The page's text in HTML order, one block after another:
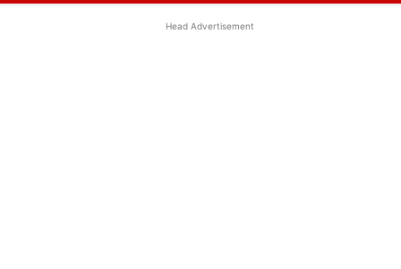
Head Advertisement